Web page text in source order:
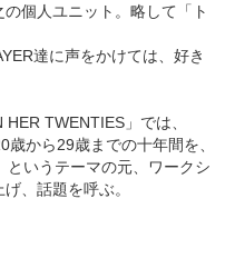
個人ユニット。略して「ト
達に声をかけては、好き
TWENTIES」では、
歳から29歳までの十年間を、
というテーマの元、ワークシ
、話題を呼ぶ。